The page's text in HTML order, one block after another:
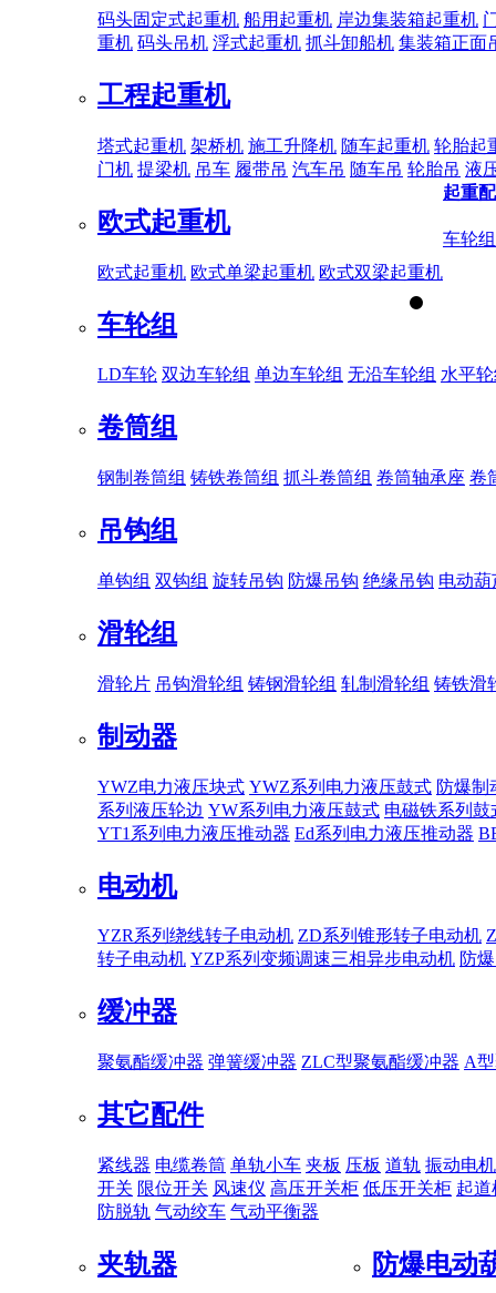
码头固定式起重机 船用起重机 岸边集装箱起重机
重机 码头吊机 浮式起重机 抓斗卸船机 集装箱正面
工程起重机
塔式起重机 架桥机 施工升降机 随车起重机 轮胎起
门机 提梁机 吊车 履带吊 汽车吊 随车吊 轮胎吊 液
欧式起重机
欧式起重机 欧式单梁起重机 欧式双梁起重机
起重
车轮组
车轮组
LD车轮 双边车轮组 单边车轮组 无沿车轮组 水平
卷筒组
钢制卷筒组 铸铁卷筒组 抓斗卷筒组 卷筒轴承座 卷
吊钩组
单钩组 双钩组 旋转吊钩 防爆吊钩 绝缘吊钩 电动
滑轮组
滑轮片 吊钩滑轮组 铸钢滑轮组 轧制滑轮组 铸铁滑
制动器
YWZ电力液压块式 YWZ系列电力液压鼓式 防爆制
系列液压轮边 YW系列电力液压鼓式 电磁铁系列鼓
YT1系列电力液压推动器 Ed系列电力液压推动器
电动机
YZR系列绕线转子电动机 ZD系列锥形转子电动机
转子电动机 YZP系列变频调速三相异步电动机 防
缓冲器
聚氨酯缓冲器 弹簧缓冲器 ZLC型聚氨酯缓冲器 A
其它配件
紧线器 电缆卷筒 单轨小车 夹板 压板 道轨 振动电机
开关 限位开关 风速仪 高压开关柜 低压开关柜 起道
防脱轨 气动绞车 气动平衡器
夹轨器 防爆电动